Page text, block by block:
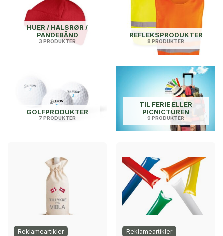
HUER / HALSRØR /
PANDEBÅND
3 PRODUKTER
REFLEKSPRODUKTER
8 PRODUKTER
GOLFPRODUKTER
7 PRODUKTER
TIL FERIE ELLER
PICNICTUREN
9 PRODUKTER
Reklameartikler Reklameartikler